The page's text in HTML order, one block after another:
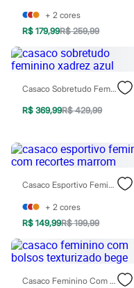
Moda esportiva
Shorts e Saias
Masculino
Em alta
Inverno
Novidades
Roupas
Camisas
Calças
Camisetas e Regatas
Casacos e Jaquetas
Jeans
Polos
Acessórios
Bolsas e Mochilas
Chapéus e Bonés
Cintos
Carteiras
Óculos
+ 2 cores
R$ 179,99R$ 259,99
Casaco Sobretudo Feminino Xadrez Azul
R$ 369,99R$ 429,99
Casaco Esportivo Feminino Com Recortes Marrom
+ 2 cores
R$ 149,99R$ 199,99
Casaco Feminino Com Bolsos Texturizado Bege